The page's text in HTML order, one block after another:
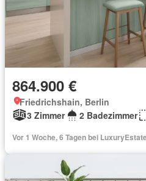
864.900 €
Friedrichshain, Berlin
3 Zimmer
2 Badezimmer
Vor 1 Woche, 6 Tagen bei